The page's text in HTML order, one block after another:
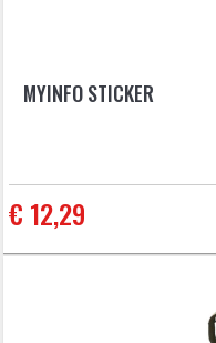
MYINFO STICKER
€ 12,29